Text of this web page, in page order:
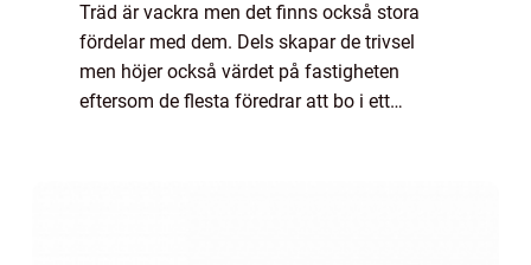
Träd är vackra men det finns också stora
fördelar med dem. Dels skapar de trivsel
men höjer också värdet på fastigheten
eftersom de flesta föredrar att bo i ett